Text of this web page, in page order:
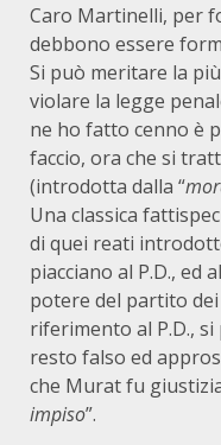
Caro Martinelli, per
debbono essere
Si può meritare la
violare la legge
ne ho fatto cenno è
faccio, ora che si
(introdotta dalla “
Una classica
di quei reati
piacciano al P.D., ed
potere del partito
riferimento al P.D.,
resto falso ed
che Murat fu
impiso”.